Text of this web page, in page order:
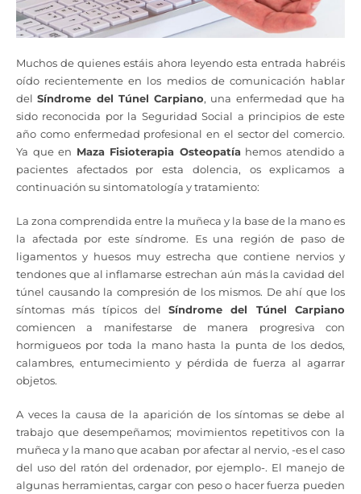
Muchos de quienes estáis ahora leyendo esta entrada habréis
oído recientemente en los medios de comunicación hablar
delSíndrome del Túnel Carpiano, una enfermedad que ha
sido reconocida por la Seguridad Social a principios de este
año como enfermedad profesional en el sector del comercio.
Ya que en Maza Fisioterapia Osteopatíahemos atendido a
pacientes afectados por esta dolencia, os explicamos a
continuación su sintomatología y tratamiento:
La zona comprendida entre la muñeca y la base de la mano es
la afectada por este síndrome. Es una región de paso de
ligamentos y huesos muy estrecha que contiene nervios y
tendones que al inflamarse estrechan aún más la cavidad del
túnel causando la compresión de los mismos. De ahí que los
síntomas más típicos delSíndrome del Túnel Carpiano
comiencen a manifestarse de manera progresiva con
hormigueos por toda la mano hasta la punta de los dedos,
calambres, entumecimiento y pérdida de fuerza al agarrar
objetos.
A veces la causa de la aparición de los síntomas se debe al
trabajo que desempeñamos; movimientos repetitivos con la
muñeca y la mano que acaban por afectar al nervio, -es el caso
del uso del ratón del ordenador, por ejemplo-. El manejo de
algunas herramientas, cargar con peso o hacer fuerza pueden